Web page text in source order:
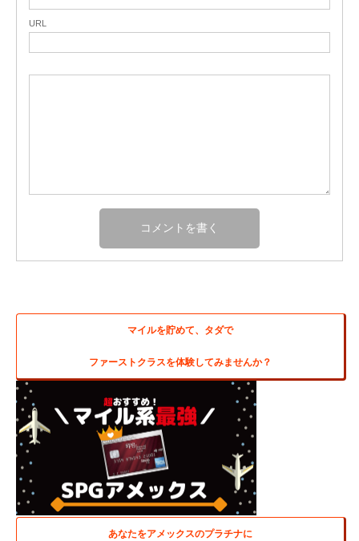
URL
マイルを貯めて、タダで
ファーストクラスを体験してみませんか？
あなたをアメックスのプラチナに